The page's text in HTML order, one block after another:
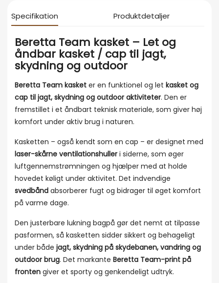
Specifikation Produktdetaljer
Beretta Team kasket – Let og
åndbar kasket / cap til jagt,
skydning og outdoor
Beretta Team kasket er en funktionel og let kasket og
cap til jagt, skydning og outdoor aktiviteter. Den er
fremstillet i et åndbart teknisk materiale, som giver høj
komfort under aktiv brug i naturen.
Kasketten – også kendt som en cap – er designet med
laser-skårne ventilationshuller i siderne, som øger
luftgennemstrømningen og hjælper med at holde
hovedet køligt under aktivitet. Det indvendige
svedbånd absorberer fugt og bidrager til øget komfort
på varme dage.
Den justerbare lukning bagpå gør det nemt at tilpasse
pasformen, så kasketten sidder sikkert og behageligt
under både jagt, skydning på skydebanen, vandring og
outdoor brug. Det markante Beretta Team-print på
fronten giver et sporty og genkendeligt udtryk.